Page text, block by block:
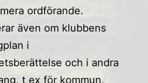
ordförande.
även om klubbens
i
och i andra
t ex för kommun,